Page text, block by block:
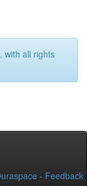
with all rights
- Feedback